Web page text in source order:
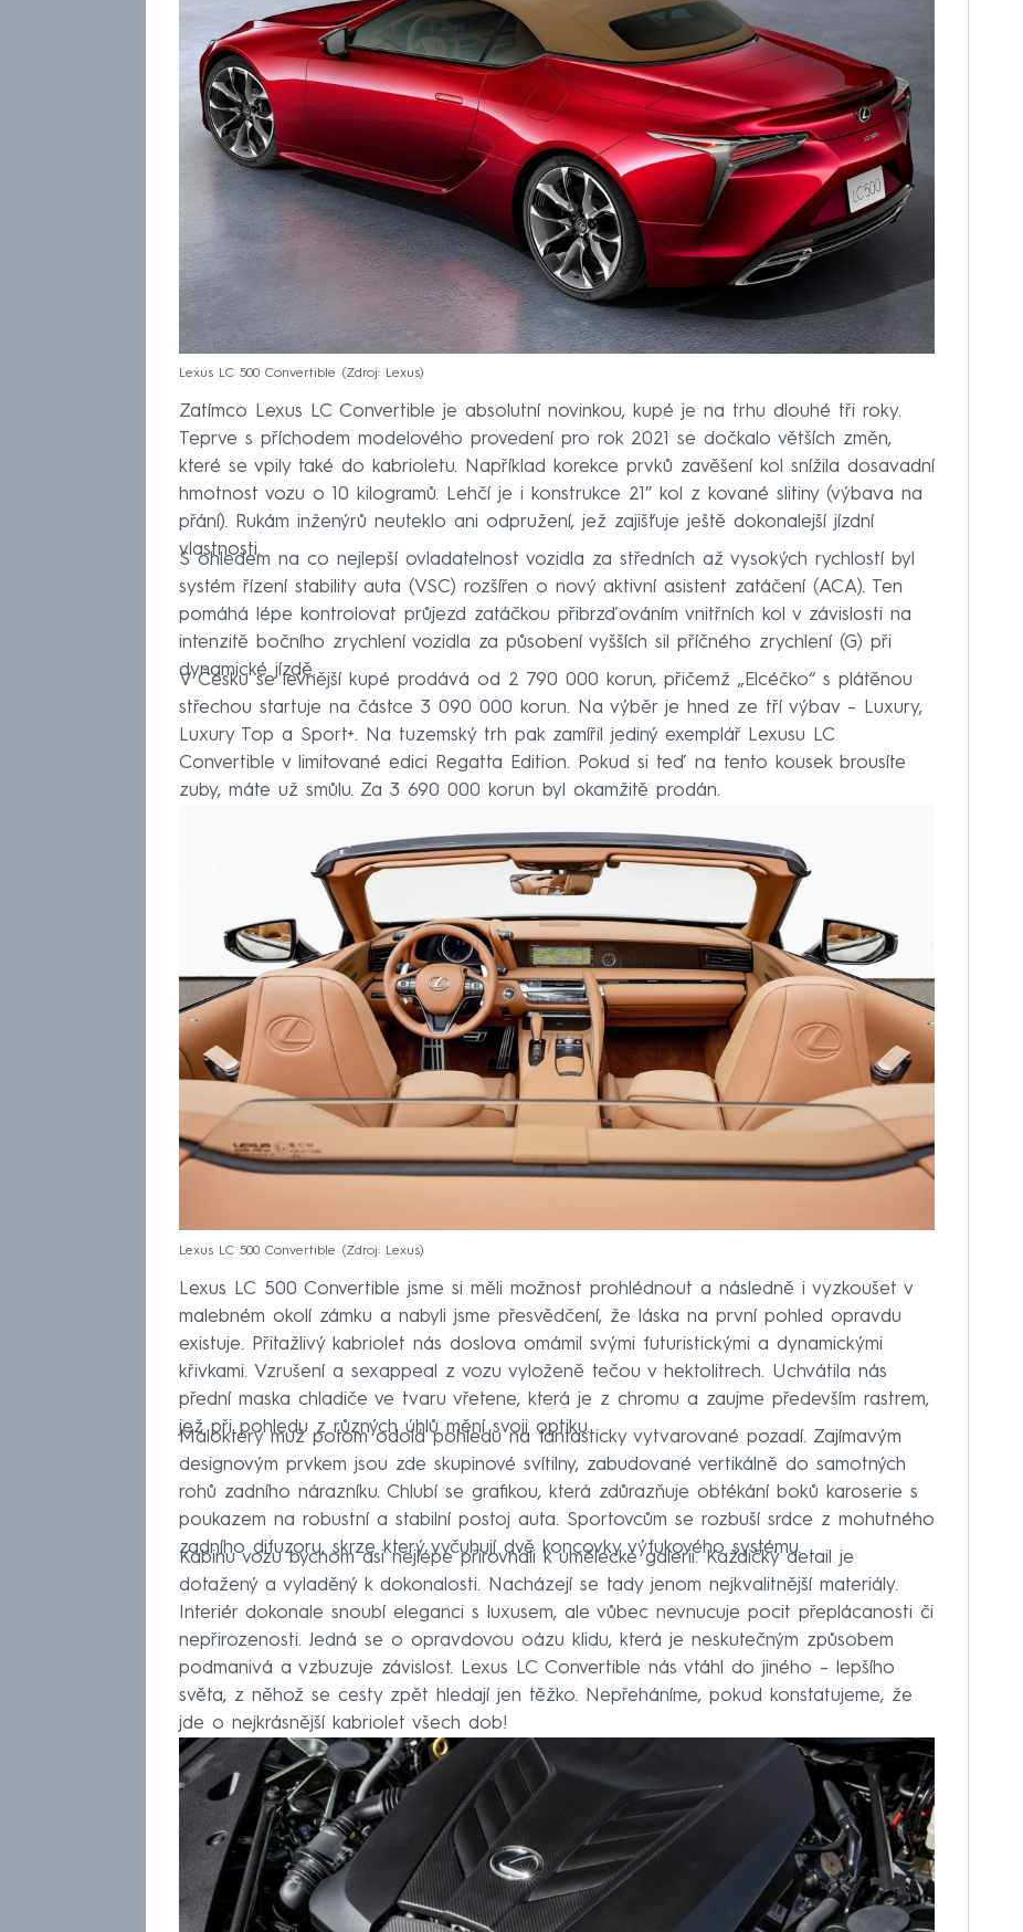
Lexus LC 500 Convertible Zdroj: Lexus
Zatímco Lexus LC Convertible je absolutní novinkou, kupé je na trhu dlouhé tři roky.
Teprve s příchodem modelového provedení pro rok 2021 se dočkalo větších změn,
které se vpily také do kabrioletu. Například korekce prvků zavěšení kol snížila dosavadní
hmotnost vozu o 10 kilogramů. Lehčí je i konstrukce 21″ kol z kované slitiny (výbava na
přání). Rukám inženýrů neuteklo ani odpružení, jež zajišťuje ještě dokonalejší jízdní
vlastnosti.
S ohledem na co nejlepší ovladatelnost vozidla za středních až vysokých rychlostí byl
systém řízení stability auta (VSC) rozšířen o nový aktivní asistent zatáčení (ACA). Ten
pomáhá lépe kontrolovat průjezd zatáčkou přibrzďováním vnitřních kol v závislosti na
intenzitě bočního zrychlení vozidla za působení vyšších sil příčného zrychlení (G) při
dynamické jízdě.
V Česku se levnější kupé prodává od 2 790 000 korun, přičemž „Elcéčko“ s plátěnou
střechou startuje na částce 3 090 000 korun. Na výběr je hned ze tří výbav – Luxury,
Luxury Top a Sport+. Na tuzemský trh pak zamířil jediný exemplář Lexusu LC
Convertible v limitované edici Regatta Edition. Pokud si teď na tento kousek brousíte
zuby, máte už smůlu. Za 3 690 000 korun byl okamžitě prodán.
Lexus LC 500 Convertible Zdroj: Lexus
Lexus LC 500 Convertible jsme si měli možnost prohlédnout a následně i vyzkoušet v
malebném okolí zámku a nabyli jsme přesvědčení, že láska na první pohled opravdu
existuje. Přitažlivý kabriolet nás doslova omámil svými futuristickými a dynamickými
křivkami. Vzrušení a sexappeal z vozu vyloženě tečou v hektolitrech. Uchvátila nás
přední maska chladiče ve tvaru vřetene, která je z chromu a zaujme především rastrem,
jež při pohledu z různých úhlů mění svoji optiku.
Málokterý muž potom odolá pohledu na fantasticky vytvarované pozadí. Zajímavým
designovým prvkem jsou zde skupinové svítilny, zabudované vertikálně do samotných
rohů zadního nárazníku. Chlubí se grafikou, která zdůrazňuje obtékání boků karoserie s
poukazem na robustní a stabilní postoj auta. Sportovcům se rozbuší srdce z mohutného
zadního difuzoru, skrze který vyčuhují dvě koncovky výfukového systému.
Kabinu vozu bychom asi nejlépe přirovnali k umělecké galerii. Každičký detail je
dotažený a vyladěný k dokonalosti. Nacházejí se tady jenom nejkvalitnější materiály.
Interiér dokonale snoubí eleganci s luxusem, ale vůbec nevnucuje pocit přeplácanosti či
nepřirozenosti. Jedná se o opravdovou oázu klidu, která je neskutečným způsobem
podmanivá a vzbuzuje závislost. Lexus LC Convertible nás vtáhl do jiného –⁠ lepšího
světa, z něhož se cesty zpět hledají jen těžko. Nepřeháníme, pokud konstatujeme, že
jde o nejkrásnější kabriolet všech dob!